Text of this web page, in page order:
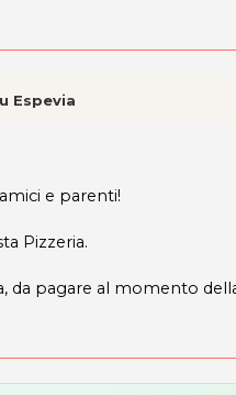
Espevia
e parenti!
Pizzeria.
da pagare al momento